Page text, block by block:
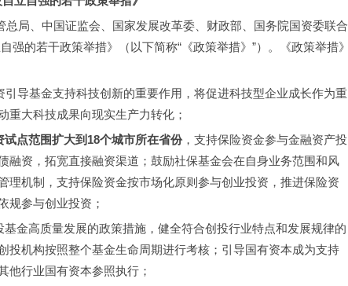
局、中国证监会、国家发展改革委、财政部、国务院国资委联合
强的若干政策举措》（以下简称“《政策举措》”）。《政策举措》
引导基金支持科技创新的重要作用，将促进科技型企业成长作为重
重大科技成果向现实生产力转化；
点范围扩大到 18个城市所在省份，支持保险资金参与金融资产投
融资，拓宽直接融资渠道；鼓励社保基金会在自身业务范围和风
理机制，支持保险资金按市场化原则参与创业投资，推进保险资
规参与创业投资；
金高质量发展的政策措施，健全符合创投行业特点和发展规律的
投机构按照整个基金生命周期进行考核；引导国有资本成为支持
他行业国有资本参照执行；